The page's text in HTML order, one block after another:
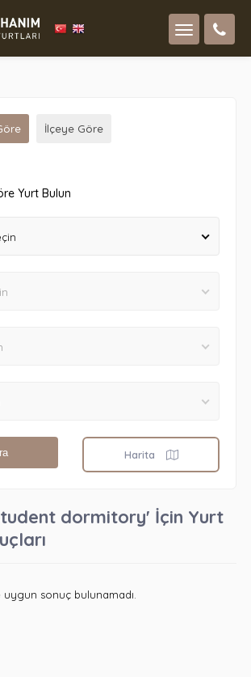
İlçeye Göre
Yurt Bulun
Harita
dormitory' İçin Yurt
uygun sonuç bulunamadı.